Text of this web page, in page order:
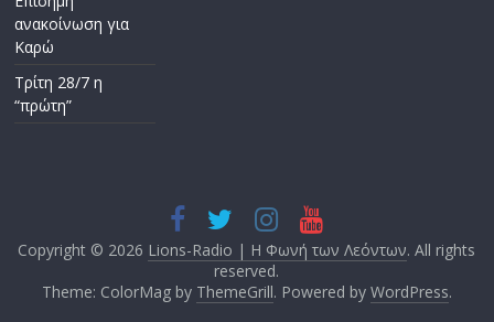
ανακοίνωση για
Καρώ
Τρίτη 28/7 η
“πρώτη”
Copyright © 2026 Lions-Radio | Η Φωνή των Λεόντων. All rights
reserved.
Theme: ColorMag by ThemeGrill. Powered by WordPress.